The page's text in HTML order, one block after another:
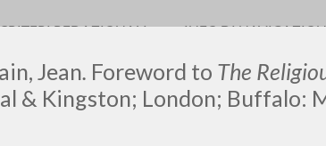
Jean. Foreword to The
& Kingston; London; Buffalo:
REDAZIONALI INFO DI